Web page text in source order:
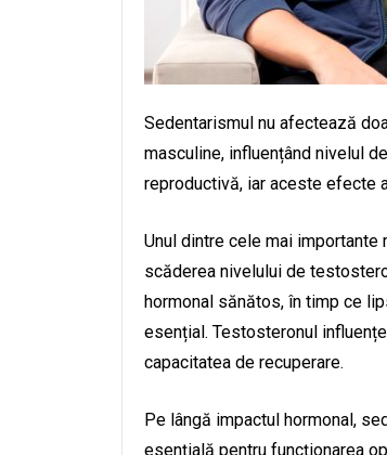
Sedentarismul nu afectează
masculine, influențând nivelul
reproductivă, iar aceste efecte
Unul dintre cele mai
scăderea nivelului de
hormonal sănătos, în timp ce
esențial. Testosteronul
capacitatea de recuperare.
Pe lângă impactul hormonal,
esențială pentru funcționarea